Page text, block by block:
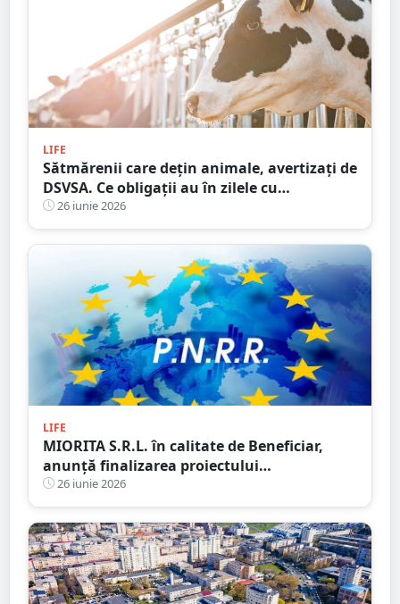
LIFE
Sătmărenii care dețin animale, avertizați de
DSVSA. Ce obligații au în zilele cu
temperaturi extreme
26 iunie 2026
LIFE
MIORITA S.R.L. în calitate de Beneficiar,
anunță finalizarea proiectului
„DIGITALIZAREA SOCIETATII MIORITA SRL”
26 iunie 2026